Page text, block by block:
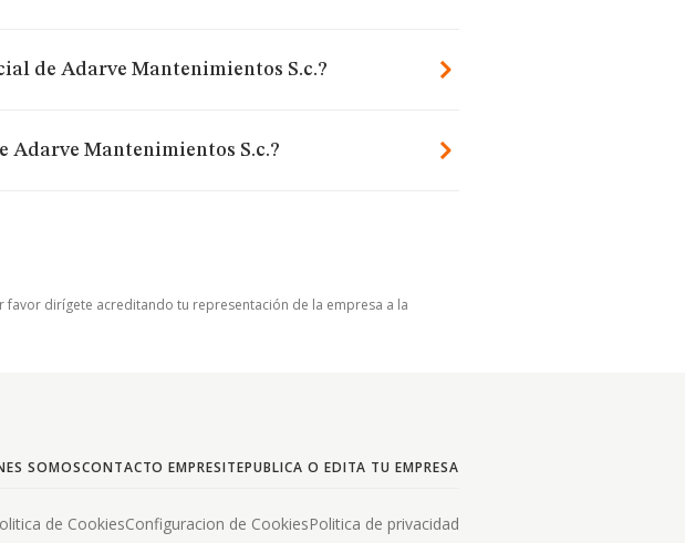
de Adarve Mantenimientos S.c.?
Adarve Mantenimientos S.c.?
favor dirígete acreditando tu representación de la empresa a la
SOMOSCONTACTO EMPRESITEPUBLICA O EDITA TU EMPRESA
de CookiesConfiguracion de CookiesPolitica de privacidad